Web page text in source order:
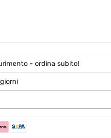
- ordina subito!